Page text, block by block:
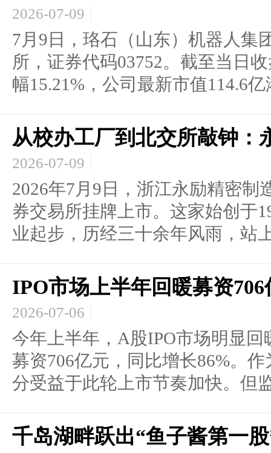
2026-07-09
7月9日，珞石（山东）机器人集
所，证券代码03752。截至当日
幅15.21%，公司最新市值114.6亿
从校办工厂到北交所敲钟：
2026-07-09
2026年7月9日，浙江永励精密制
券交易所挂牌上市。这家始创于
业起步，历经三十余年风雨，站
IPO市场上半年回暖募资
2026-07-06
今年上半年，A股IPO市场明显
募资706亿元，同比增长86%。
分受益于此轮上市节奏加快。但
千岛湖畔跃出“鱼子酱第一